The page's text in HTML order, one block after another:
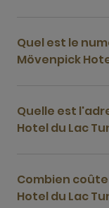
Quel est le
Mövenpick
Quelle est
Hotel du Lac
Combien
Hotel du Lac